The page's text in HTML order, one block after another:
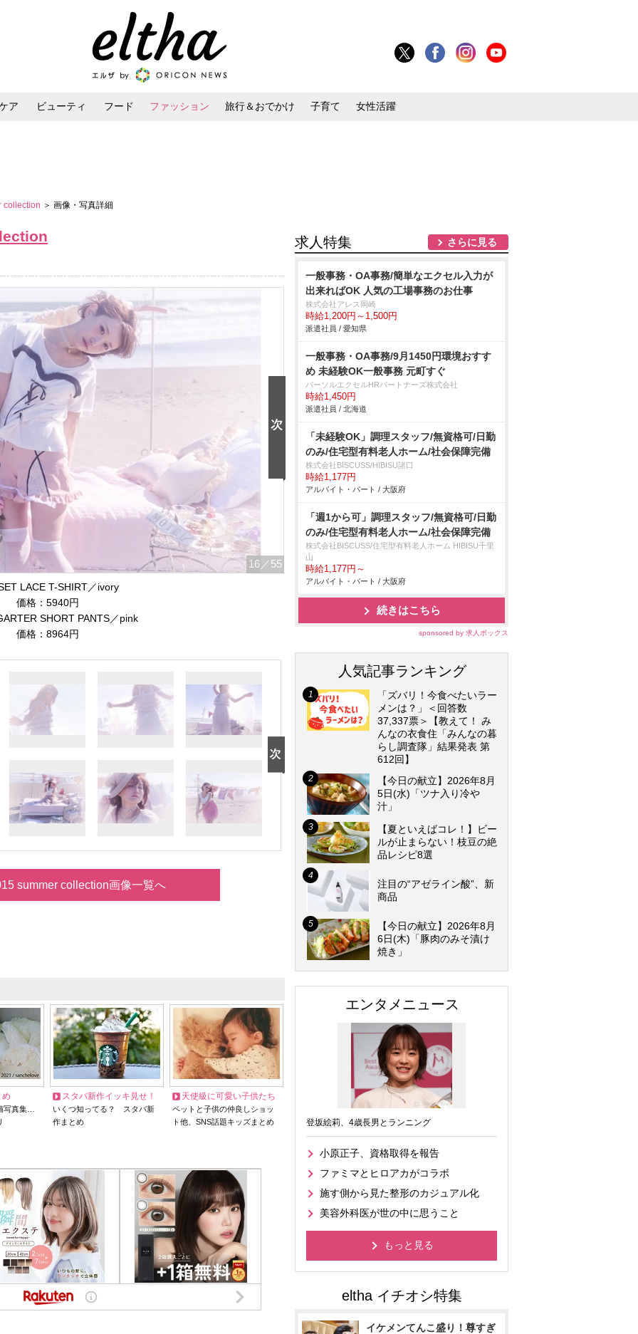
ア ビューティ フード ファッション 旅行＆おでかけ 子育て 女性活躍
collection ＞ 画像・写真詳細
16 ／55
LACE T-SHIRT／ivory
価格：5940円
SHORT PANTS／pink
価格：8964円
summer collection画像一覧へ
め
写真集…
スタバ新作イッキ見せ！
いくつ知ってる？ スタバ新
作まとめ
天使級に可愛い子供たち
ペットと子供の仲良しショッ
ト他、SNS話題キッズまとめ
求人特集 さらに見る
一般事務・OA事務/簡単なエクセル入力が
出来ればOK 人気の工場事務のお仕事
株式会社アレス岡崎
時給1,200円～1,500円
派遣社員 / 愛知県
一般事務・OA事務/9月1450円環境おすす
め 未経験OK一般事務 元町すぐ
パーソルエクセルHRパートナーズ株式会社
時給1,450円
派遣社員 / 北海道
「未経験OK」調理スタッフ/無資格可/日勤
のみ/住宅型有料老人ホーム/社会保障完備
株式会社BISCUSS/HIBISU諸口
時給1,177円
アルバイト・パート / 大阪府
「週1から可」調理スタッフ/無資格可/日勤
のみ/住宅型有料老人ホーム/社会保障完備
株式会社BISCUSS/住宅型有料老人ホーム HIBISU千里
山
時給1,177円～
アルバイト・パート / 大阪府
続きはこちら
sponsored by 求人ボックス
人気記事ランキング
「ズバリ！今食べたいラー
メンは？」＜回答数
37,337票＞【教えて！ み
んなの衣食住「みんなの暮
らし調査隊」結果発表 第
612回】
【今日の献立】2026年8月
5日(水)「ツナ入り冷
汁」
【夏といえばコレ！】ビー
ルが止まらない！枝豆の絶
品レシピ8選
注目の“アゼライン酸”、新
商品
【今日の献立】2026年8月
6日(木)「豚肉のみそ漬け
焼き」
エンタメニュース
登坂絵莉、4歳長男とランニング
小原正子、資格取得を報告
ファミマとヒロアカがコラボ
施す側から見た整形のカジュアル化
美容外科医が世の中に思うこと
もっと見る
イケメンてんこ盛り！尊すぎ